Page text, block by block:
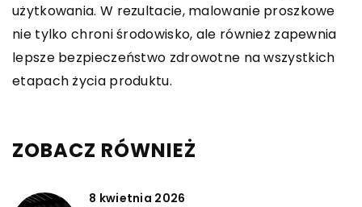
użytkowania. W rezultacie, malowanie proszkowe
nie tylko chroni środowisko, ale również zapewnia
lepsze bezpieczeństwo zdrowotne na wszystkich
etapach życia produktu.
ZOBACZ RÓWNIEŻ
8 kwietnia 2026